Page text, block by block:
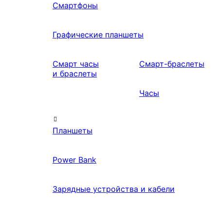
Смартфоны
Графические планшеты
Смарт часы
и браслеты
Смарт-браслеты
Часы
Планшеты
Power Bank
Зарядные устройства и кабели